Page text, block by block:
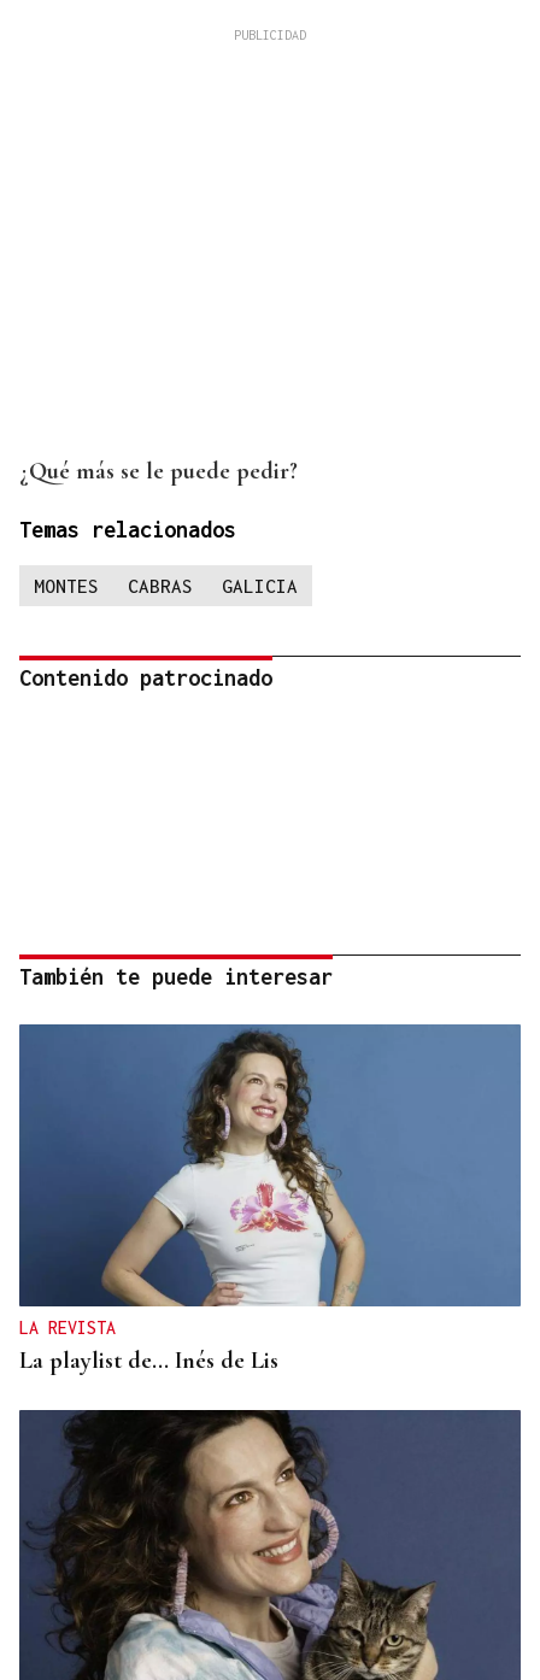
¿Qué más se le puede pedir?
Temas relacionados
MONTES CABRAS GALICIA
Contenido patrocinado
También te puede interesar
LA REVISTA
La playlist de... Inés de Lis